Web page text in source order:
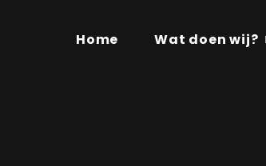
Home Wat doen wij?